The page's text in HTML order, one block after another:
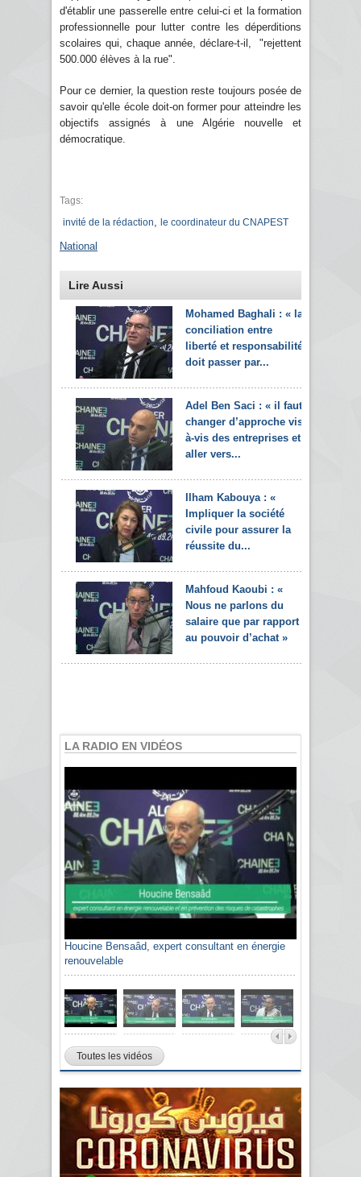
d'établir une passerelle entre celui-ci et la formation
professionnelle pour lutter contre les déperditions
scolaires qui, chaque année, déclare-t-il, "rejettent
500.000 élèves à la rue".
Pour ce dernier, la question reste toujours posée de
savoir qu'elle école doit-on former pour atteindre les
objectifs assignés à une Algérie nouvelle et
démocratique.
Tags:
invité de la rédaction
le coordinateur du CNAPEST
National
Lire Aussi
Mohamed Baghali : « la
conciliation entre
liberté et responsabilité
doit passer par...
Adel Ben Saci : « il faut
changer d’approche vis-
à-vis des entreprises et
aller vers...
Ilham Kabouya : «
Impliquer la société
civile pour assurer la
réussite du...
Mahfoud Kaoubi : «
Nous ne parlons du
salaire que par rapport
au pouvoir d’achat »
LA RADIO EN VIDÉOS
Houcine Bensaâd, expert consultant en énergie
renouvelable
Sami Agli, président de la Confédération
algérienne du patronat citoyen CAPC
Toutes les vidéos